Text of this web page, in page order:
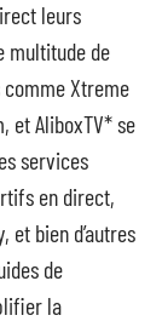
leurs
multitude de
Xtreme
et AliboxTV* se
services
en direct,
bien d’autres
de
la